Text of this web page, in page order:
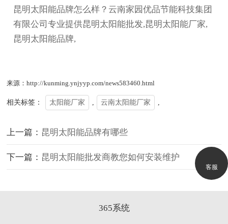
昆明太阳能品牌怎么样？云南家园优品节能科技集团
有限公司专业提供昆明太阳能批发,昆明太阳能厂家,
昆明太阳能品牌,
来源：http://kunming.ynjyyp.com/news583460.html
相关标签： 太阳能厂家 云南太阳能厂家
上一篇： 昆明太阳能品牌有哪些
下一篇： 昆明太阳能批发商教您如何安装维护
365系统
客服